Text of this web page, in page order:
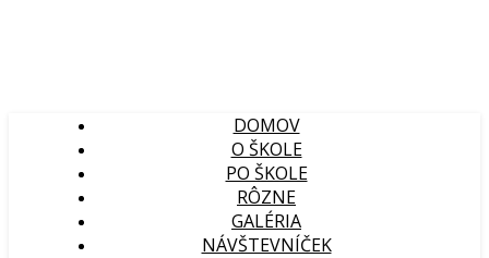
DOMOV
O ŠKOLE
PO ŠKOLE
RÔZNE
GALÉRIA
NÁVŠTEVNÍČEK